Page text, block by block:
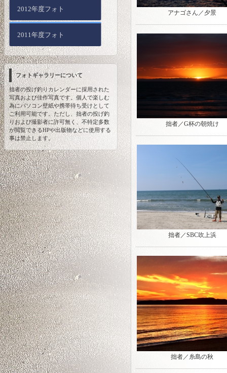
アナゴさん／夕景
拙者／G杯の朝焼け
拙者／SBC吹上浜
拙者／糸島の秋
2012年度フォト
2011年度フォト
フォトギャラリーについて
拙者の投げ釣りカレンダーに採用された
写真および佳作写真です。個人で楽しむ
為にパソコン壁紙や携帯待ち受けとして
ご利用可能です。ただし、拙者の投げ釣
りおよび撮影者に許可無く、不特定多数
が閲覧できるHPや出版物などに使用する
事は禁止します。